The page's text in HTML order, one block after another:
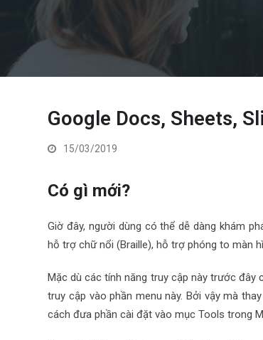
Google Docs, Sheets,
15/03/2019
Có gì mới?
Giờ đây, người dùng có thể dễ dàng khám
hỗ trợ chữ nổi (Braille), hỗ trợ phóng to màn
Mặc dù các tính năng truy cập này trước
truy cập vào phần menu này. Bởi vậy mà
cách đưa phần cài đặt vào mục Tools trong